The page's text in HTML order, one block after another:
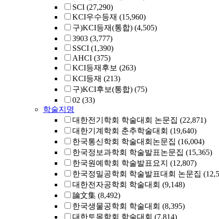
SCI (27,290)
KCI우수등재 (15,960)
구)KCI등재(통합) (4,505)
3903 (3,777)
SSCI (1,390)
AHCI (375)
KCI등재후보 (263)
KCI등재 (213)
구)KCI후보(통합) (75)
02 (33)
학술지명
대한전기학회 학술대회 논문집 (22,871)
대한기계학회 춘추학술대회 (19,640)
한국통신학회 학술대회논문집 (16,004)
한국정보과학회 학술발표논문집 (15,365)
한국원예학회 학술발표요지 (12,807)
한국정밀공학회 학술발표대회 논문집
대한전자공학회 학술대회 (9,148)
論文集 (8,492)
한국생물공학회 학술대회 (8,395)
대한토목학회 학술대회 (7,814)